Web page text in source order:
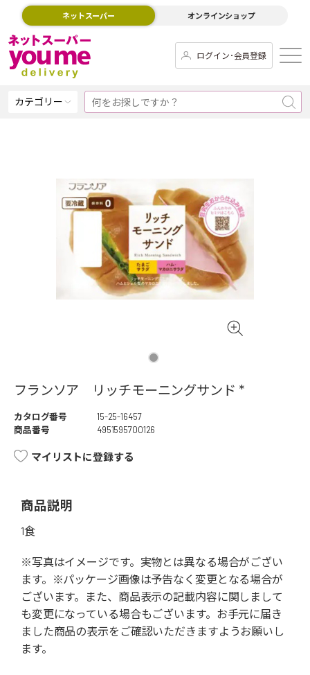
ネットスーパー オンラインショップ
ログイン･会員登録
カテゴリー
フランソア リッチモーニングサンド *
カタログ番号
15-25-16457
商品番号
4951595700126
マイリストに登録する
商品説明
1食
※写真はイメージです。実物とは異なる場合がござい
ます。※パッケージ画像は予告なく変更となる場合が
ございます。また、商品表示の記載内容に関しまして
も変更になっている場合もございます。お手元に届き
ました商品の表示をご確認いただきますようお願いし
ます。